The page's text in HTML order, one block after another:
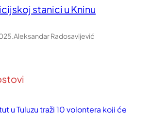
stanici u Kninu
.Aleksandar Radosavljević